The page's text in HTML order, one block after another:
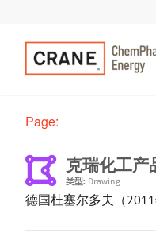
Page:
克瑞化工产
类型: Drawing
德国杜塞尔多夫（